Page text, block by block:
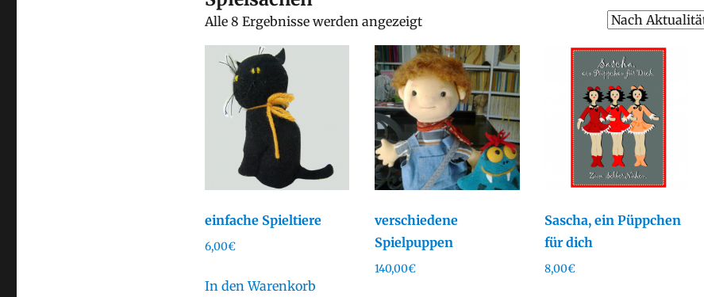
Alle 8 Ergebnisse werden angezeigtNach
Aktualität
sortiert
einfache Spieltiere
6,00€
In den Warenkorb
verschiedene
Spielpuppen
140,00€
Sascha, ein Püppchen
für dich
8,00€